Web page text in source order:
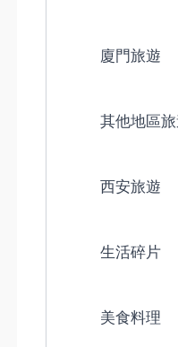
廈門旅遊
其他地區
西安旅遊
生活碎片
美食料理